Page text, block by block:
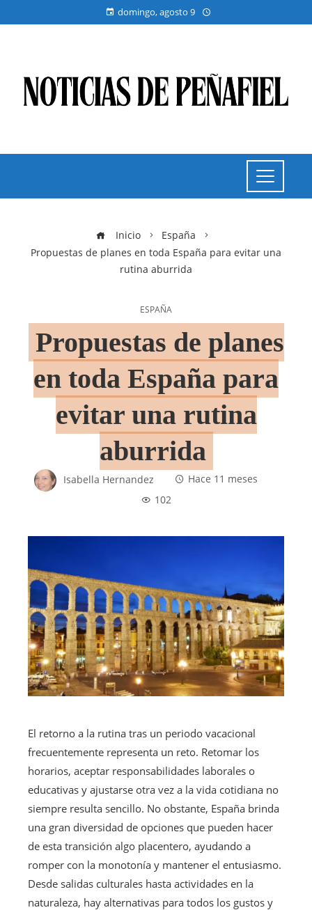
domingo, agosto 9
Inicio
España
Propuestas de planes en toda España para evitar una
rutina aburrida
ESPAÑA
Propuestas de planes
en toda España para
evitar una rutina
aburrida
Isabella Hernandez
Hace 11 meses
102
El retorno a la rutina tras un periodo vacacional
frecuentemente representa un reto. Retomar los
horarios, aceptar responsabilidades laborales o
educativas y ajustarse otra vez a la vida cotidiana no
siempre resulta sencillo. No obstante, España brinda
una gran diversidad de opciones que pueden hacer
de esta transición algo placentero, ayudando a
romper con la monotonía y mantener el entusiasmo.
Desde salidas culturales hasta actividades en la
naturaleza, hay alternativas para todos los gustos y